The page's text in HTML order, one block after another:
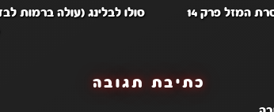
כתיבת תגובה